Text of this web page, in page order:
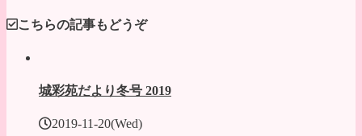
こちらの記事もどうぞ
城彩苑だより冬号 2019
2019-11-20(Wed)